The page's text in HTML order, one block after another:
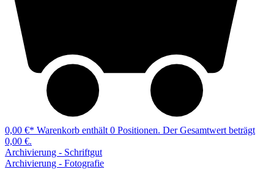
0,00 €* Warenkorb enthält 0 Positionen. Der Gesamtwert beträgt
0,00 €.
Archivierung - Schriftgut
Archivierung - Fotografie